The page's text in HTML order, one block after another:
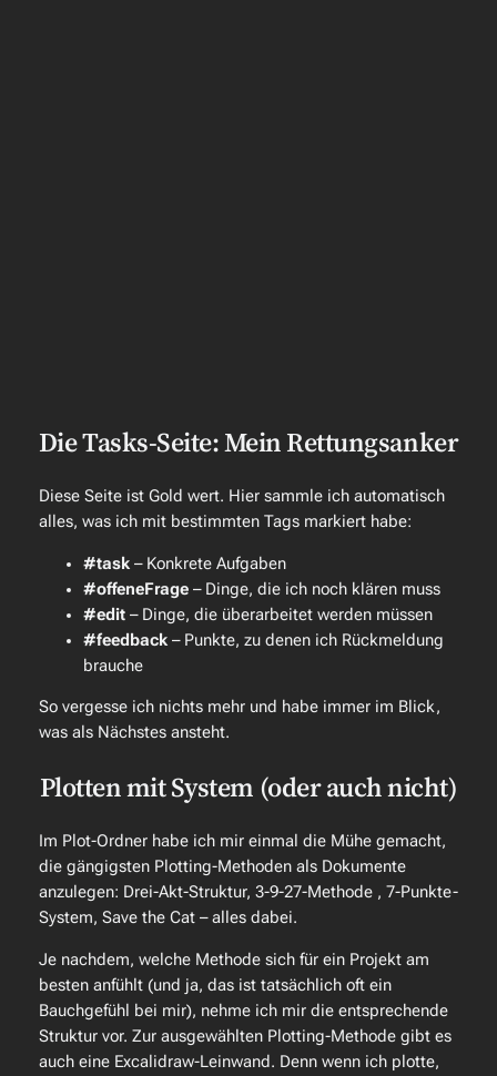
Die Tasks-Seite: Mein Rettungsanker
Diese Seite ist Gold wert. Hier sammle ich automatisch
alles, was ich mit bestimmten Tags markiert habe:
#task– Konkrete Aufgaben
#offeneFrage– Dinge, die ich noch klären muss
#edit– Dinge, die überarbeitet werden müssen
#feedback– Punkte, zu denen ich Rückmeldung
brauche
So vergesse ich nichts mehr und habe immer im Blick,
was als Nächstes ansteht.
Plotten mit System (oder auch nicht)
Im Plot-Ordner habe ich mir einmal die Mühe gemacht,
die gängigsten Plotting-Methoden als Dokumente
anzulegen: Drei-Akt-Struktur, 3-9-27-Methode , 7-Punkte-
System, Save the Cat – alles dabei.
Je nachdem, welche Methode sich für ein Projekt am
besten anfühlt (und ja, das ist tatsächlich oft ein
Bauchgefühl bei mir), nehme ich mir die entsprechende
Struktur vor. Zur ausgewählten Plotting-Methode gibt es
auch eine Excalidraw-Leinwand. Denn wenn ich plotte,